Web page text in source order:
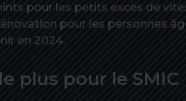
pour les petits excès de
pour les personnes
en 2024.
plus pour le SMIC